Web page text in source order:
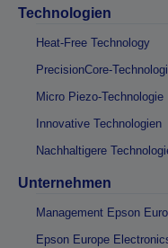
Technologien
Heat-Free Technology
PrecisionCore-
Micro Piezo-Technologie
Innovative Technologien
Nachhaltigere
Unternehmen
Management Epson
Epson Europe